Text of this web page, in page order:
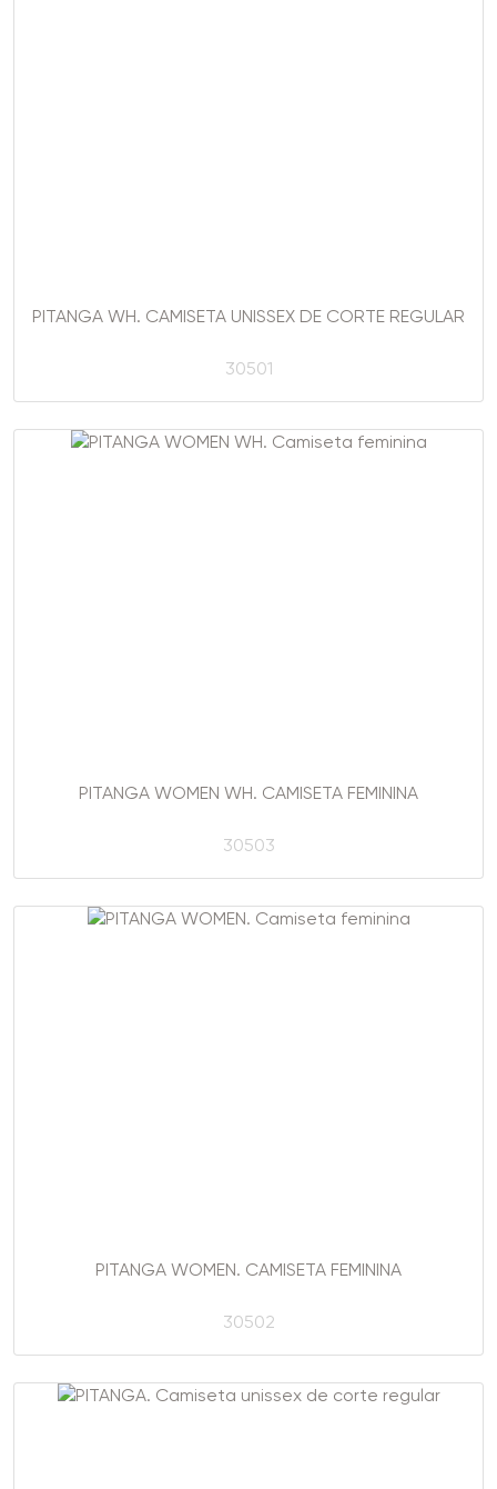
PITANGA WH. CAMISETA UNISSEX DE CORTE REGULAR
30501
PITANGA WOMEN WH. CAMISETA FEMININA
30503
PITANGA WOMEN. CAMISETA FEMININA
30502